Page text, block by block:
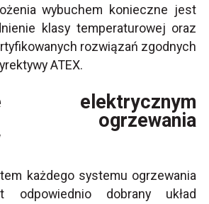
wybuchem konieczne jest
klasy temperaturowej oraz
rozwiązań zgodnych
ATEX.
elektrycznym
ogrzewania
każdego systemu ogrzewania
odpowiednio dobrany układ